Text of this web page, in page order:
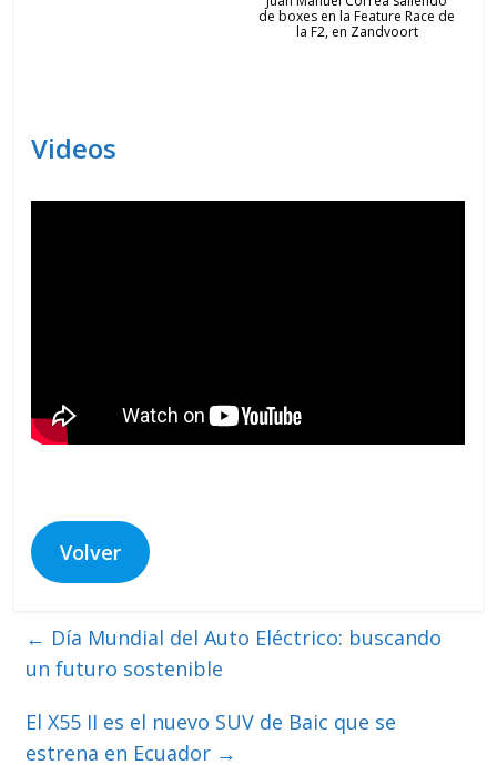
de boxes en la Feature Race de
la F2, en Zandvoort
Videos
Volver
← Día Mundial del Auto Eléctrico: buscando
un futuro sostenible
El X55 II es el nuevo SUV de Baic que se
estrena en Ecuador →